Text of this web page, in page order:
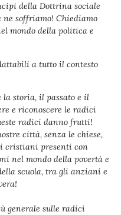
della Dottrina sociale
ne soffriamo! Chiediamo
mondo della politica e
a tutto il contesto
la storia, il passato e il
e riconoscere le radici
radici danno frutti!
città, senza le chiese,
i cristiani presenti con
nel mondo della povertà e
scuola, tra gli anziani e
generale sulle radici